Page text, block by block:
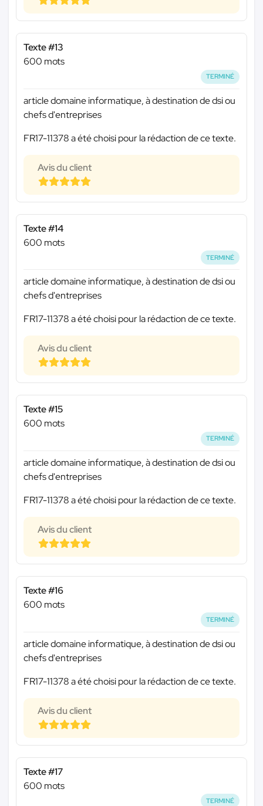
Texte #13
600 mots
TERMINÉ
article domaine informatique, à destination de dsi ou
chefs d'entreprises
FR17-11378 a été choisi pour la rédaction de ce texte.
Avis du client
Texte #14
600 mots
TERMINÉ
article domaine informatique, à destination de dsi ou
chefs d'entreprises
FR17-11378 a été choisi pour la rédaction de ce texte.
Avis du client
Texte #15
600 mots
TERMINÉ
article domaine informatique, à destination de dsi ou
chefs d'entreprises
FR17-11378 a été choisi pour la rédaction de ce texte.
Avis du client
Texte #16
600 mots
TERMINÉ
article domaine informatique, à destination de dsi ou
chefs d'entreprises
FR17-11378 a été choisi pour la rédaction de ce texte.
Avis du client
Texte #17
600 mots
TERMINÉ